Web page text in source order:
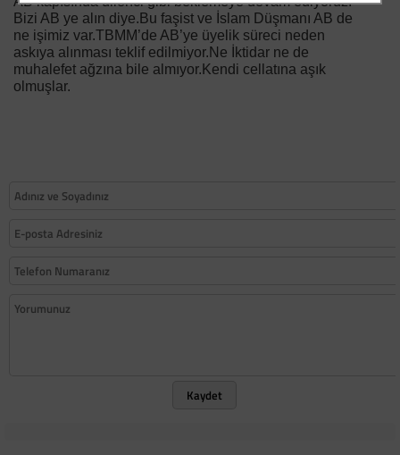
Bizi AB ye alın diye.Bu faşist ve İslam Düşmanı AB de
ne işimiz var.TBMM’de AB’ye üyelik süreci neden
askıya alınması teklif edilmiyor.Ne İktidar ne de
muhalefet ağzına bile almıyor.Kendi cellatına aşık
olmuşlar.
Kaydet